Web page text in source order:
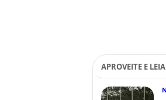
APROVEITE E